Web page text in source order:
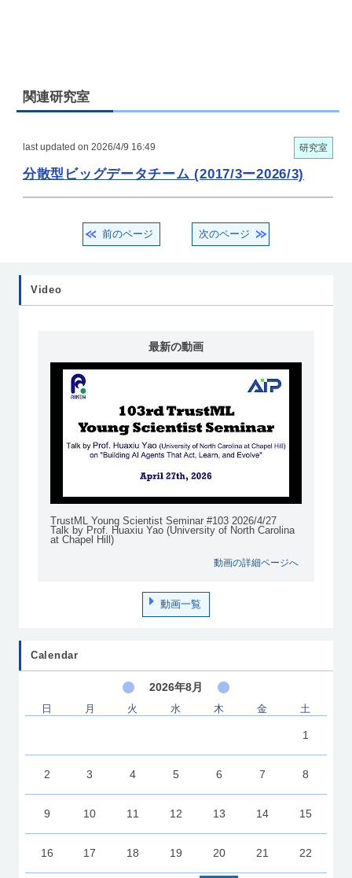
関連研究室
last updated on 2026/4/9 16:49 研究室
分散型ビッグデータチーム (2017/3ー2026/3)
前のページ 次のページ
Video
最新の動画
TrustML Young Scientist Seminar #103 2026/4/27
Talk by Prof. Huaxiu Yao (University of North Carolina
at Chapel Hill)
動画の詳細ページへ
動画一覧
Calendar
2026年8月
日 月 火 水 木 金 土
1
2 3 4 5 6 7 8
9 10 11 12 13 14 15
16 17 18 19 20 21 22